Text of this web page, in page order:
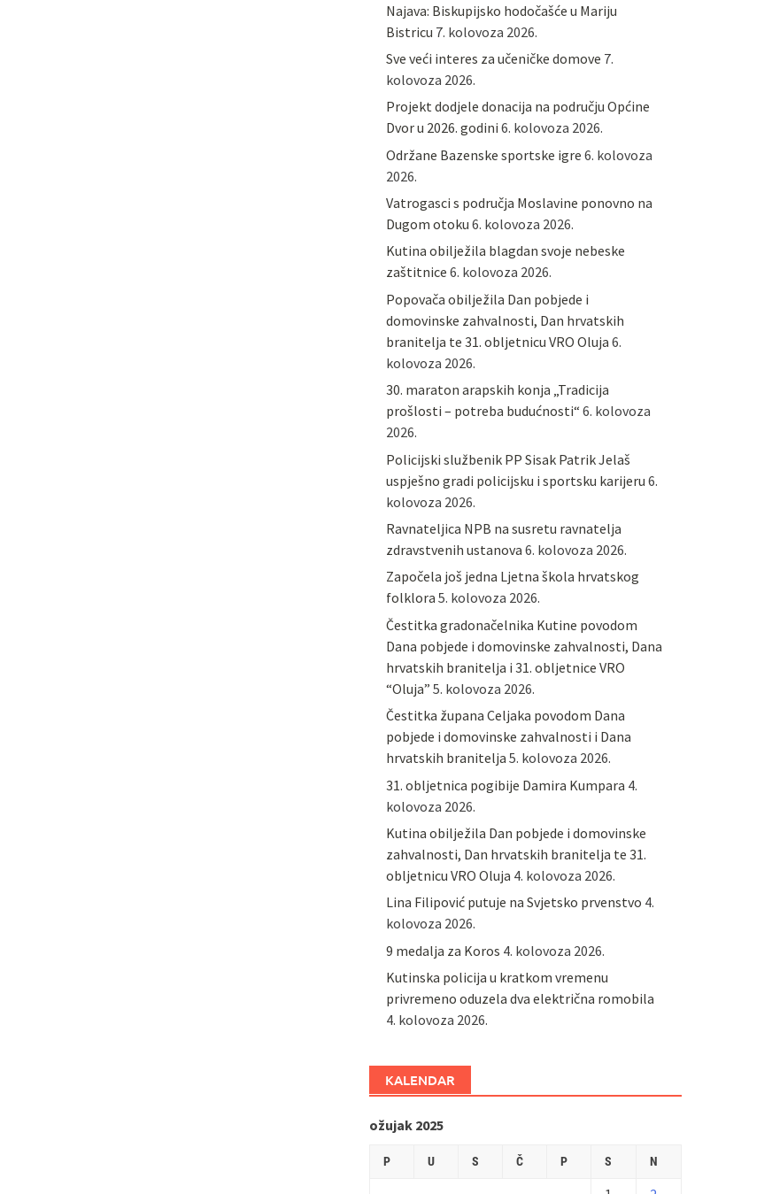
Najava: Biskupijsko hodočašće u Mariju
Bistricu 7. kolovoza 2026.
Sve veći interes za učeničke domove 7.
kolovoza 2026.
Projekt dodjele donacija na području Općine
Dvor u 2026. godini 6. kolovoza 2026.
Održane Bazenske sportske igre 6. kolovoza
2026.
Vatrogasci s područja Moslavine ponovno na
Dugom otoku 6. kolovoza 2026.
Kutina obilježila blagdan svoje nebeske
zaštitnice 6. kolovoza 2026.
Popovača obilježila Dan pobjede i
domovinske zahvalnosti, Dan hrvatskih
branitelja te 31. obljetnicu VRO Oluja 6.
kolovoza 2026.
30. maraton arapskih konja „Tradicija
prošlosti – potreba budućnosti“ 6. kolovoza
2026.
Policijski službenik PP Sisak Patrik Jelaš
uspješno gradi policijsku i sportsku karijeru 6.
kolovoza 2026.
Ravnateljica NPB na susretu ravnatelja
zdravstvenih ustanova 6. kolovoza 2026.
Započela još jedna Ljetna škola hrvatskog
folklora 5. kolovoza 2026.
Čestitka gradonačelnika Kutine povodom
Dana pobjede i domovinske zahvalnosti, Dana
hrvatskih branitelja i 31. obljetnice VRO
“Oluja” 5. kolovoza 2026.
Čestitka župana Celjaka povodom Dana
pobjede i domovinske zahvalnosti i Dana
hrvatskih branitelja 5. kolovoza 2026.
31. obljetnica pogibije Damira Kumpara 4.
kolovoza 2026.
Kutina obilježila Dan pobjede i domovinske
zahvalnosti, Dan hrvatskih branitelja te 31.
obljetnicu VRO Oluja 4. kolovoza 2026.
Lina Filipović putuje na Svjetsko prvenstvo 4.
kolovoza 2026.
9 medalja za Koros 4. kolovoza 2026.
Kutinska policija u kratkom vremenu
privremeno oduzela dva električna romobila
4. kolovoza 2026.
KALENDAR
ožujak 2025
P U S Č P S N